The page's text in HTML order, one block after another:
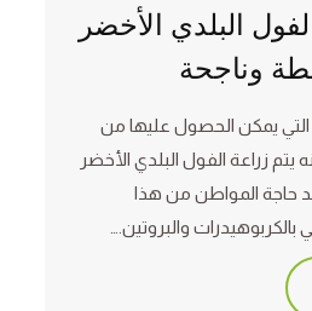
البلدي الأخضر
وناجحة
التي يمكن الحصول عليها من
يتم زراعة الفول البلدي الأخضر
حاجة المواطن من هذا
والبروتين.…